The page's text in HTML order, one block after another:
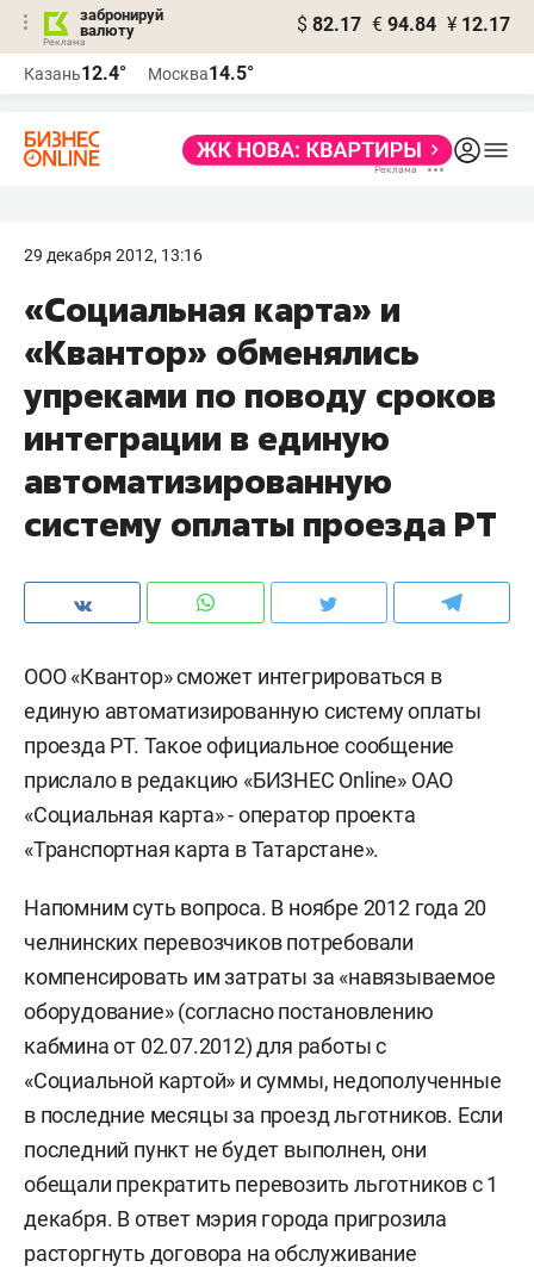
забронируй
валюту
$ 82.17 € 94.84 ¥ 12.17
Казань12.4° Москва14.5°
29 декабря 2012, 13:16
«Социальная карта» и
«Квантор» обменялись
упреками по поводу сроков
интеграции в единую
автоматизированную
систему оплаты проезда РТ
ООО «Квантор» сможет интегрироваться в
единую автоматизированную систему оплаты
проезда РТ. Такое официальное сообщение
прислало в редакцию «БИЗНЕС Online» ОАО
«Социальная карта» - оператор проекта
«Транспортная карта в Татарстане».
Напомним суть вопроса. В ноябре 2012 года 20
челнинских перевозчиков потребовали
компенсировать им затраты за «навязываемое
оборудование» (согласно постановлению
кабмина от 02.07.2012) для работы с
«Социальной картой» и суммы, недополученные
в последние месяцы за проезд льготников. Если
последний пункт не будет выполнен, они
обещали прекратить перевозить льготников с 1
декабря. В ответ мэрия города пригрозила
расторгнуть договора на обслуживание